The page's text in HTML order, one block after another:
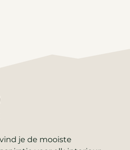
je de mooiste